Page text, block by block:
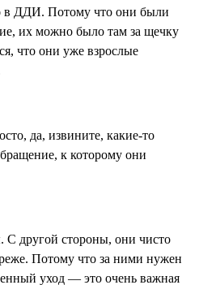
в ДДИ. Потому что они были
их можно было там за щечку
что они уже взрослые
да, извините, какие-то
к которому они
другой стороны, они чисто
Потому что за ними нужен
уход — это очень важная